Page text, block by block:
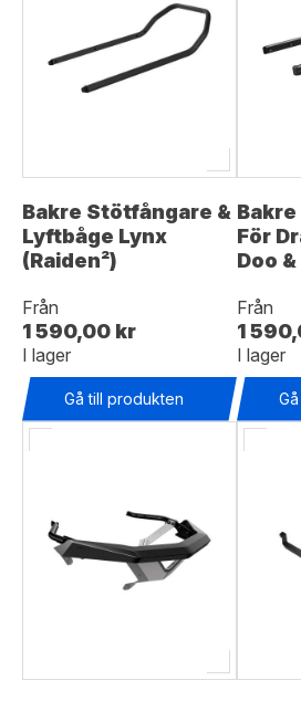
Bakre Stötfångare &
Lyftbåge Lynx
(Raiden²)
Från
1 590,00 kr
I lager
Gå till produkten
För
Doo
Från
1
I lager